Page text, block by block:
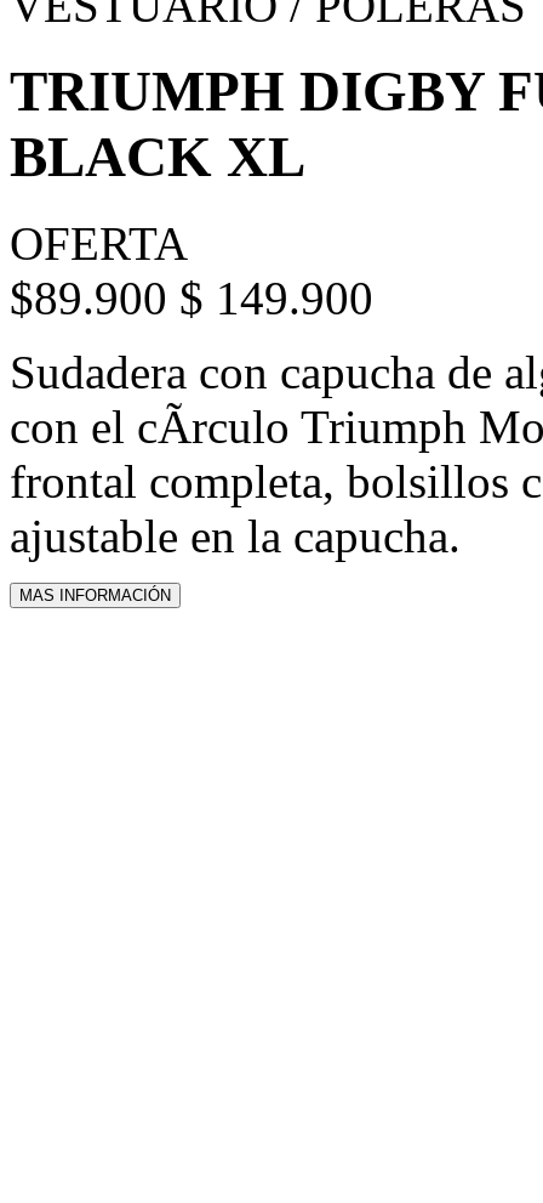
TRIUMPH DIGBY
BLACK XL
OFERTA
$89.900 $ 149.900
Sudadera con capucha de
con el cÃ­rculo Triumph
frontal completa, bolsillos
ajustable en la capucha.
MAS INFORMACIÓN